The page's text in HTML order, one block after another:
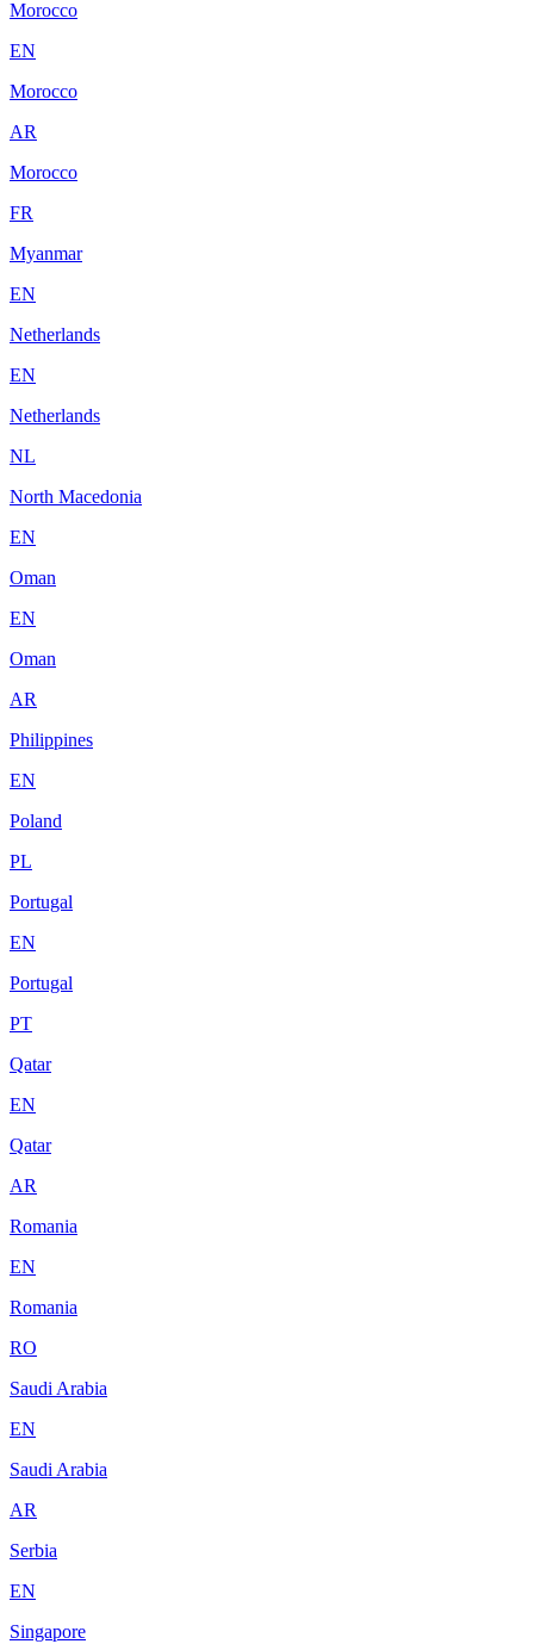
Morocco
EN
Morocco
AR
Morocco
FR
Myanmar
EN
Netherlands
EN
Netherlands
NL
North Macedonia
EN
Oman
EN
Oman
AR
Philippines
EN
Poland
PL
Portugal
EN
Portugal
PT
Qatar
EN
Qatar
AR
Romania
EN
Romania
RO
Saudi Arabia
EN
Saudi Arabia
AR
Serbia
EN
Singapore